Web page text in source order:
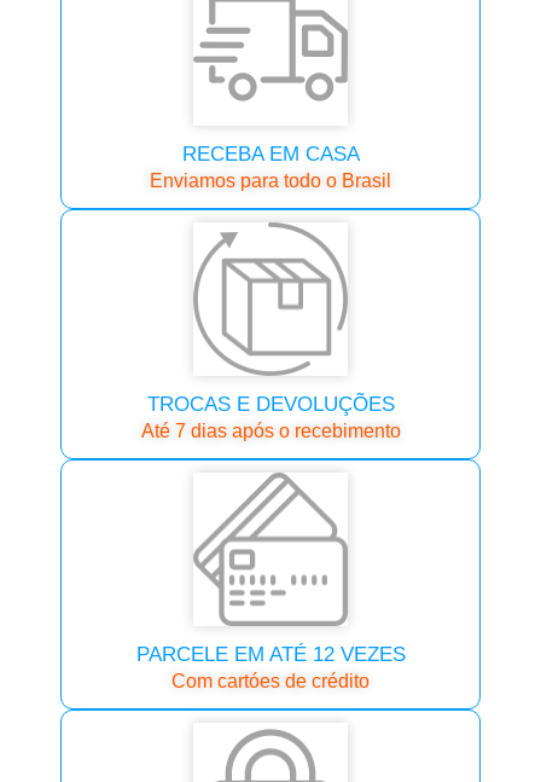
RECEBA EM CASA
Enviamos para todo o Brasil
TROCAS E DEVOLUÇÕES
Até 7 dias após o recebimento
PARCELE EM ATÉ 12 VEZES
Com cartóes de crédito